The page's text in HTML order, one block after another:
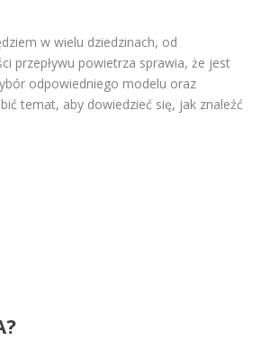
w wielu dziedzinach, od
przepływu powietrza sprawia, że jest
odpowiedniego modelu oraz
temat, aby dowiedzieć się, jak znaleźć